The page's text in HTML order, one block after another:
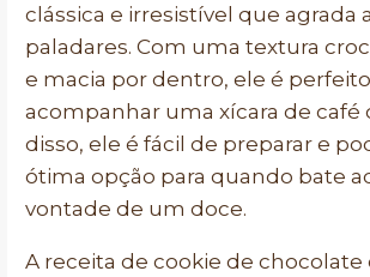
clássica e irresistível que agrada
paladares. Com uma textura
e macia por dentro, ele é
acompanhar uma xícara de café
disso, ele é fácil de preparar e
ótima opção para quando bate
vontade de um doce.
A receita de cookie de chocolate